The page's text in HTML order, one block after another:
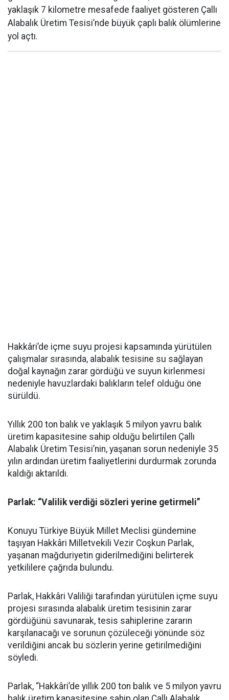
yaklaşık 7 kilometre mesafede faaliyet gösteren Çallı
Alabalık Üretim Tesisi’nde büyük çaplı balık ölümlerine
yol açtı.
Hakkâri’de içme suyu projesi kapsamında yürütülen
çalışmalar sırasında, alabalık tesisine su sağlayan
doğal kaynağın zarar gördüğü ve suyun kirlenmesi
nedeniyle havuzlardaki balıkların telef olduğu öne
sürüldü.
Yıllık 200 ton balık ve yaklaşık 5 milyon yavru balık
üretim kapasitesine sahip olduğu belirtilen Çallı
Alabalık Üretim Tesisi’nin, yaşanan sorun nedeniyle 35
yılın ardından üretim faaliyetlerini durdurmak zorunda
kaldığı aktarıldı.
Parlak: “Valilik verdiği sözleri yerine getirmeli”
Konuyu Türkiye Büyük Millet Meclisi gündemine
taşıyan Hakkâri Milletvekili Vezir Coşkun Parlak,
yaşanan mağduriyetin giderilmediğini belirterek
yetkililere çağrıda bulundu.
Parlak, Hakkâri Valiliği tarafından yürütülen içme suyu
projesi sırasında alabalık üretim tesisinin zarar
gördüğünü savunarak, tesis sahiplerine zararın
karşılanacağı ve sorunun çözüleceği yönünde söz
verildiğini ancak bu sözlerin yerine getirilmediğini
söyledi.
Parlak, “Hakkâri’de yıllık 200 ton balık ve 5 milyon yavru